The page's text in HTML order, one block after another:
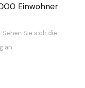
Einwohner
Sehen Sie sich die
an